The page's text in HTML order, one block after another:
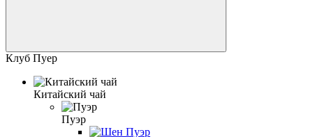
Клуб Пуер
Китайский чай
Пуэр